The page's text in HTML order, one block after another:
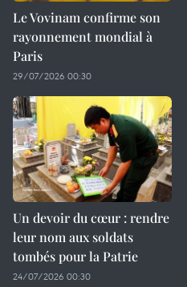
Le Vovinam confirme son
rayonnement mondial à
Paris
29/07/2026 00:30
Un devoir du cœur : rendre
leur nom aux soldats
tombés pour la Patrie
24/07/2026 00:30